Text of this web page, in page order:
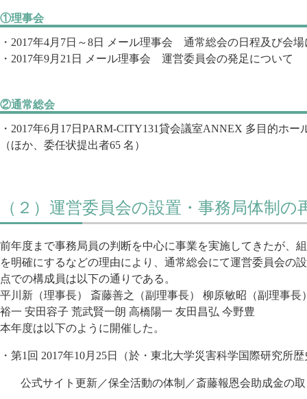
①理事会
・2017年4月7日～8日 メール理事会 通常総会の日程及び会
・2017年9月21日 メール理事会 運営委員会の発足について
②通常総会
・2017年6月17日PARM-CITY131貸会議室ANNEX 多目的ホ
（ほか、委任状提出者65 名）
（２）運営委員会の設置・事務局体制の
前年度まで事務局員の判断を中心に事業を実施してきたが、
を明確にするなどの理由により、通常総会にて運営委員会の
点での構成員は以下の通りである。
平川新（理事長） 斎藤善之（副理事長） 柳原敏昭（副理事
裕一 安田容子 荒武賢一朗 高橋陽一 友田昌弘 今野豊
本年度は以下のように開催した。
・第1回 2017年10月25日（於・東北大学災害科学国際研究所
公式サイト更新／保全活動の体制／斎藤報恩会助成金の